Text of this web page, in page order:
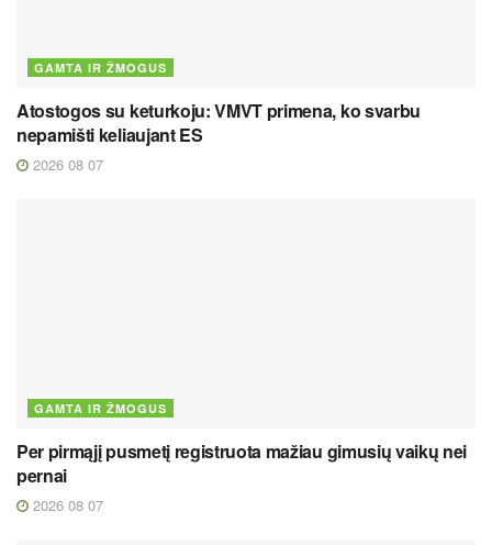
GAMTA IR ŽMOGUS
Atostogos su keturkoju: VMVT primena, ko svarbu
nepamišti keliaujant ES
2026 08 07
GAMTA IR ŽMOGUS
Per pirmąjį pusmetį registruota mažiau gimusių vaikų nei
pernai
2026 08 07